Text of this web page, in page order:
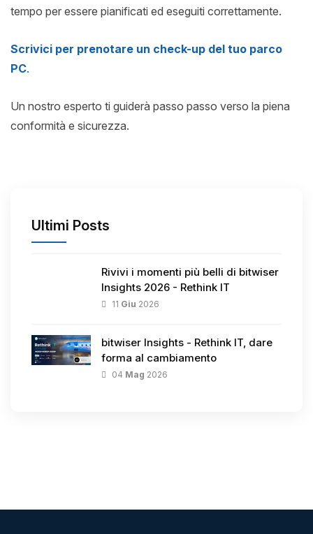
tempo per essere pianificati ed eseguiti correttamente.
Scrivici per prenotare un check-up del tuo parco
PC.
Un nostro esperto ti guiderà passo passo verso la piena
conformità e sicurezza.
Ultimi Posts
Rivivi i momenti più belli di bitwiser
Insights 2026 - Rethink IT
11 Giu 2026
bitwiser Insights - Rethink IT, dare
forma al cambiamento
04 Mag 2026